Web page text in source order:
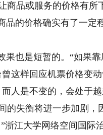
品或服务的价格有所
的价格确实有了一定
也是短暂的。“如果靠
这样回应机票价格变动
人是不变的，会处于
的失衡将进一步加剧，
浙江大学网络空间国际